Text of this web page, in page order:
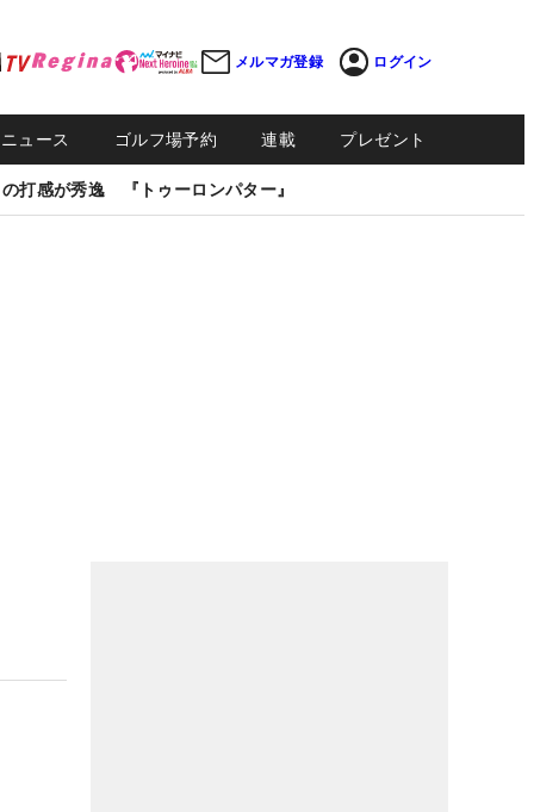
メルマガ登録 ログイン
ュース ゴルフ場予約 連載 プレゼント
打感が秀逸 『トゥーロンパター』